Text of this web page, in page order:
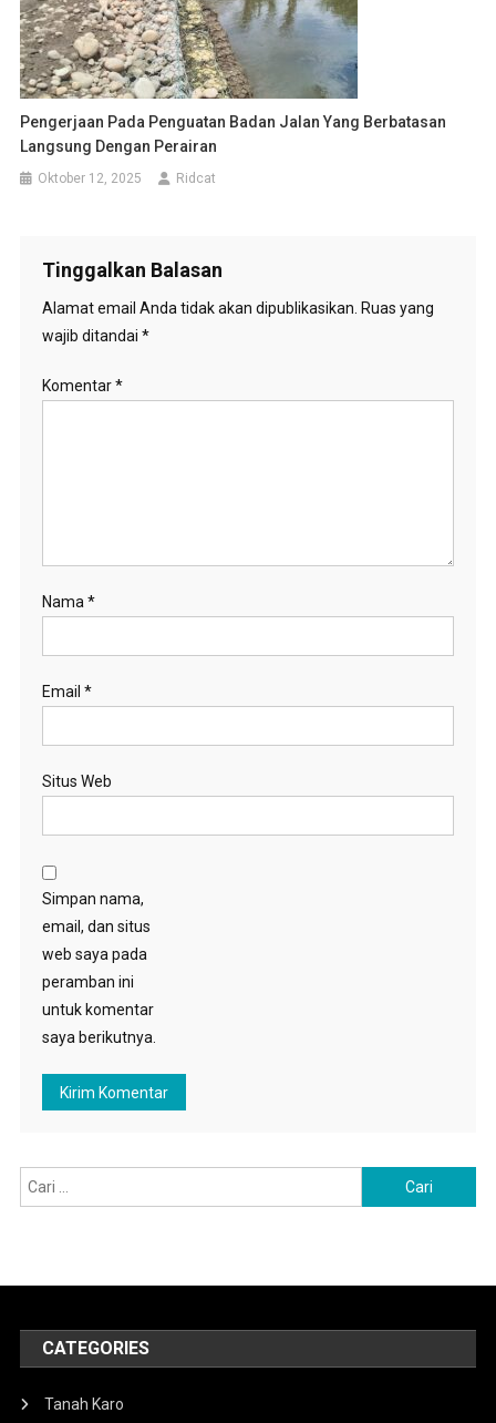
Pengerjaan Pada Penguatan Badan Jalan Yang Berbatasan
Langsung Dengan Perairan
Oktober 12, 2025 Ridcat
Tinggalkan Balasan
Alamat email Anda tidak akan dipublikasikan. Ruas yang
wajib ditandai *
Komentar*
Nama*
Email *
Situs Web
Simpan nama,
email, dan situs
web saya pada
peramban ini
untuk komentar
saya berikutnya.
untuk:
CATEGORIES
Tanah Karo